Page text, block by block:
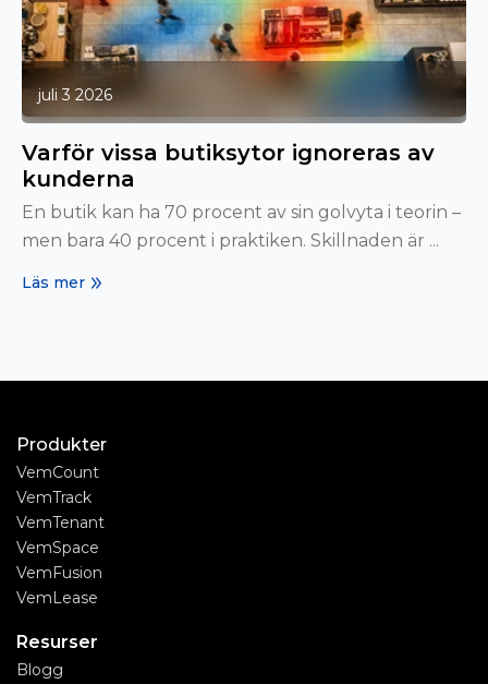
juli 3 2026
Varför vissa butiksytor ignoreras av
kunderna
En butik kan ha 70 procent av sin golvyta i teorin –
men bara 40 procent i praktiken. Skillnaden är ...
Läs mer
Produkter
VemCount
VemTrack
VemTenant
VemSpace
VemFusion
VemLease
Resurser
Blogg